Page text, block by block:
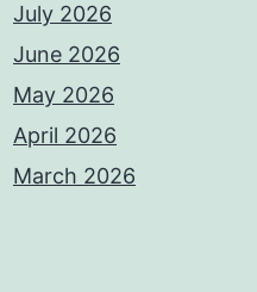
July 2026
June 2026
May 2026
April 2026
March 2026